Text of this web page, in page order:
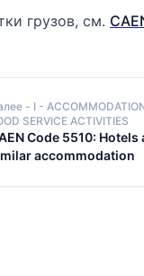
грузов, см.
- I -
SERVICE ACTIVITIES
Code 5510: Hotels
accommodation